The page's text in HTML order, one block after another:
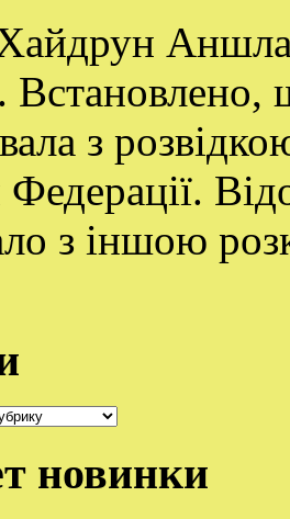
з
Федерації.
з іншою
новинки